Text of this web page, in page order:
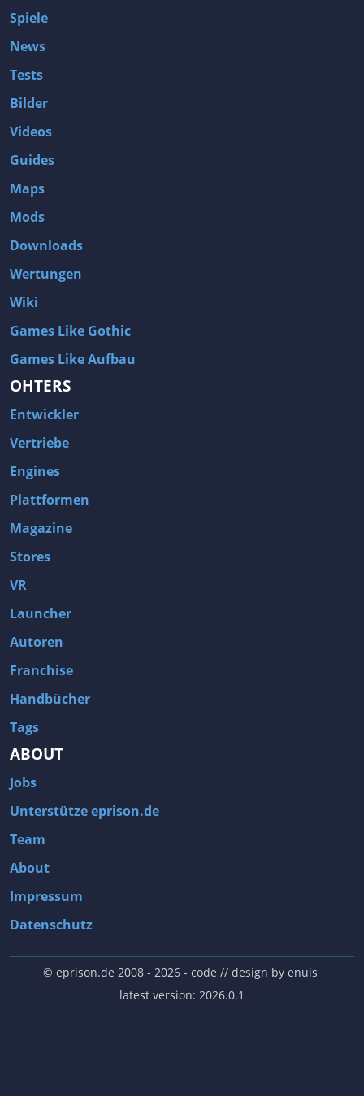
Spiele
News
Tests
Bilder
Videos
Guides
Maps
Mods
Downloads
Wertungen
Wiki
Games Like Gothic
Games Like Aufbau
OHTERS
Entwickler
Vertriebe
Engines
Plattformen
Magazine
Stores
VR
Launcher
Autoren
Franchise
Handbücher
Tags
ABOUT
Jobs
Unterstütze eprison.de
Team
About
Impressum
Datenschutz
© eprison.de 2008 - 2026- code // design by enuis
latest version: 2026.0.1